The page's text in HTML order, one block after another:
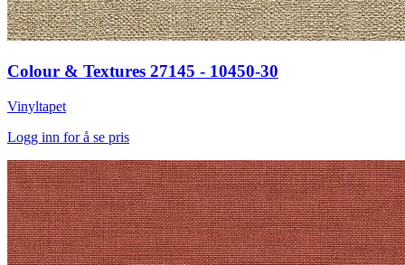
Colour & Textures 27145 - 10450-30
Vinyltapet
Logg inn for å se pris